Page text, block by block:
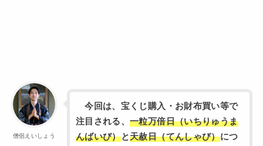
僧侶えいしょう
今回は、宝くじ購入・お財布買い等で
注目される、一粒万倍日（いちりゅうま
んばいび）と天赦日（てんしゃび）につ